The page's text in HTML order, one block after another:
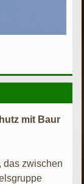
mit Baur
das zwischen